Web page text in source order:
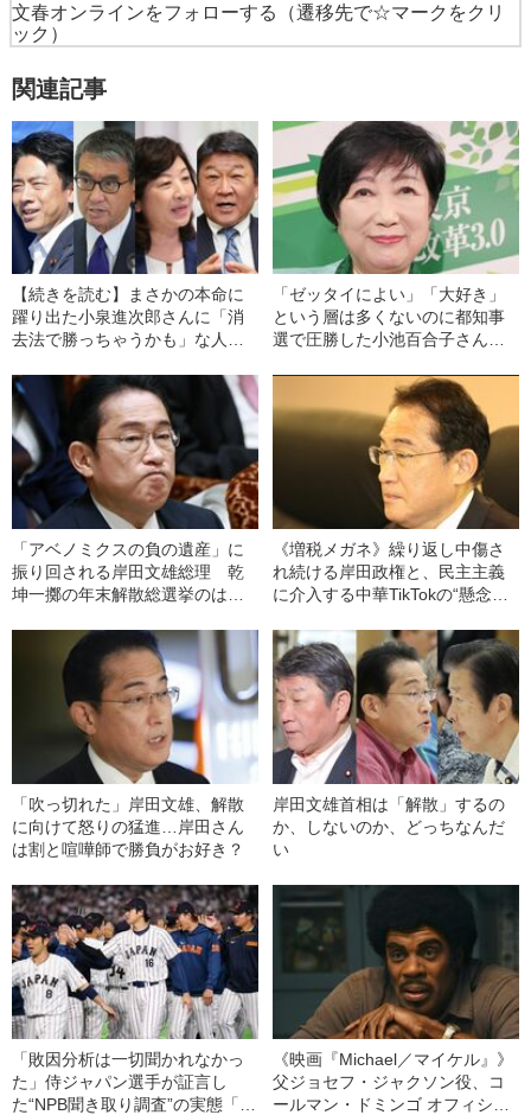
文春オンラインをフォローする
（遷移先で☆マークをクリ
ック）
関連記事
【続きを読む】まさかの本命に
躍り出た小泉進次郎さんに「消
去法で勝っちゃうかも」な人ま
げた11人を比べてみた
「ゼッタイによい」「大好き」
という層は多くないのに都知事
選で圧勝した小池百合子さん
「アベノミクスの負の遺産」に
振り回される岸田文雄総理 乾
坤一擲の年末解散総選挙のはず
《増税メガネ》繰り返し中傷さ
れ続ける岸田政権と、民主主義
に介入する中華TikTokの“懸念と
「吹っ切れた」岸田文雄、解散
に向けて怒りの猛進…岸田さん
は割と喧嘩師で勝負がお好き？
岸田文雄首相は「解散」するの
か、しないのか、どっちなんだ
い
「敗因分析は一切聞かれなかっ
た」侍ジャパン選手が証言し
た“NPB聞き取り調査”の実態「選
《映画『Michael／マイケル』》
父ジョセフ・ジャクソン役、コ
ールマン・ドミンゴ オフィシャ